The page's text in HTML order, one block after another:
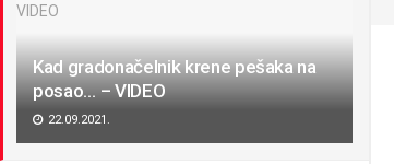
Kad gradonačelnik krene pešaka na
posao… – VIDEO
22.09.2021.